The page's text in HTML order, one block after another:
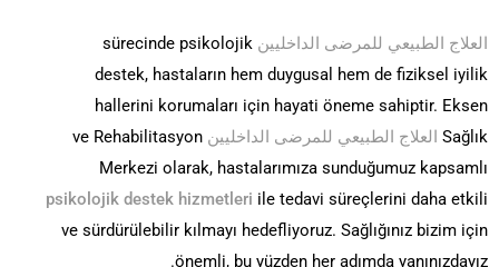
العلاج الطبيعي للمرضى الداخليين sürecinde psikolojik
destek, hastaların hem duygusal hem de fiziksel iyilik
hallerini korumaları için hayati öneme sahiptir. Eksen
Sağlık العلاج الطبيعي للمرضى الداخليين ve Rehabilitasyon
Merkezi olarak, hastalarımıza sunduğumuz kapsamlı
psikolojik destek hizmetleri ile tedavi süreçlerini daha etkili
ve sürdürülebilir kılmayı hedefliyoruz. Sağlığınız bizim için
önemli, bu yüzden her adımda yanınızdayız.